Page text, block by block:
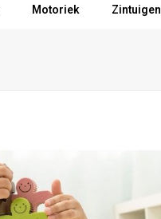
Motoriek Zintuigen